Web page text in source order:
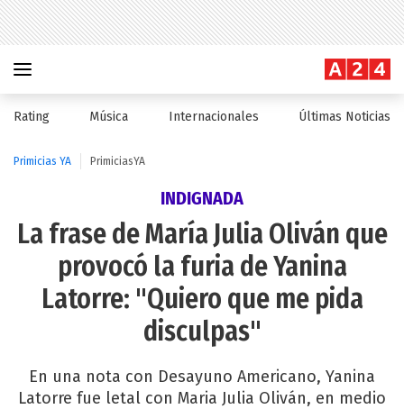
Rating Música Internacionales Últimas Noticias
Primicias YA PrimiciasYA
INDIGNADA
La frase de María Julia Oliván que
provocó la furia de Yanina
Latorre: "Quiero que me pida
disculpas"
En una nota con Desayuno Americano, Yanina
Latorre fue letal con Maria Julia Oliván, en medio